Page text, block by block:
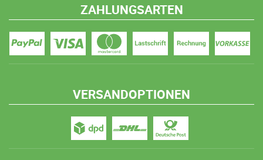
ZAHLUNGSARTEN
VERSANDOPTIONEN